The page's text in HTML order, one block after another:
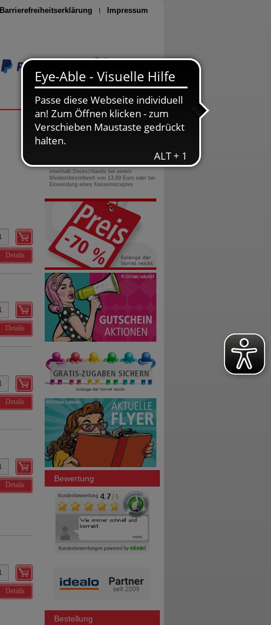
Barrierefreiheitserklärung Impressum
Seite drucken
Details
Details
Details
Details
Details
0800-10 11 422
gebührenfreie Rufnummer
innerhalb Deutschlands bei einem
Mindestbestellwert von 13,99 Euro oder bei
Einsendung eines Kassenrezeptes
Bewertung
Bestellung